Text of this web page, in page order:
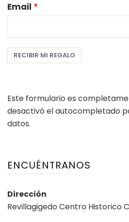
Email
RECIBIR MI REGALO
Este formulario es
desactivó el autocompletado
datos.
ENCUÉNTRANOS
Dirección
Revillagigedo Centro Historico